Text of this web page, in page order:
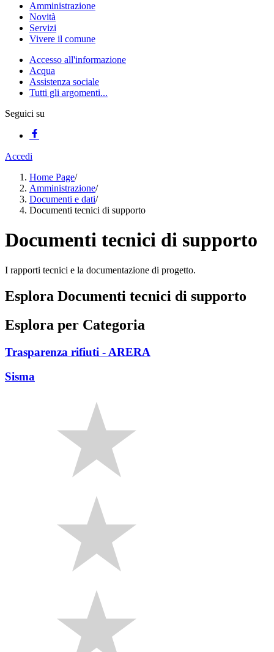
Amministrazione
Novità
Servizi
Vivere il comune
Accesso all'informazione
Acqua
Assistenza sociale
Tutti gli argomenti...
Seguici su
Accedi
Home Page/
Amministrazione/
Documenti e dati/
Documenti tecnici di supporto
Documenti tecnici di supporto
I rapporti tecnici e la documentazione di progetto.
Esplora Documenti tecnici di supporto
Esplora per Categoria
Trasparenza rifiuti - ARERA
Sisma